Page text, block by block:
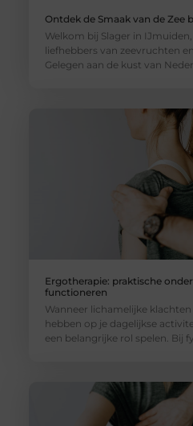
Ontdek de Smaak van de Zee
Welkom bij Slager in
liefhebbers van zeevruchten
Gelegen aan de kust van
Ergotherapie: praktische
functioneren
Wanneer lichamelijke
hebben op je dagelijkse
een belangrijke rol spelen. Bij